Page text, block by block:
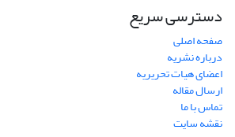
دسترسی سریع
صفحه اصلی
درباره نشریه
اعضای هیات تحریریه
ارسال مقاله
تماس با ما
نقشه سایت